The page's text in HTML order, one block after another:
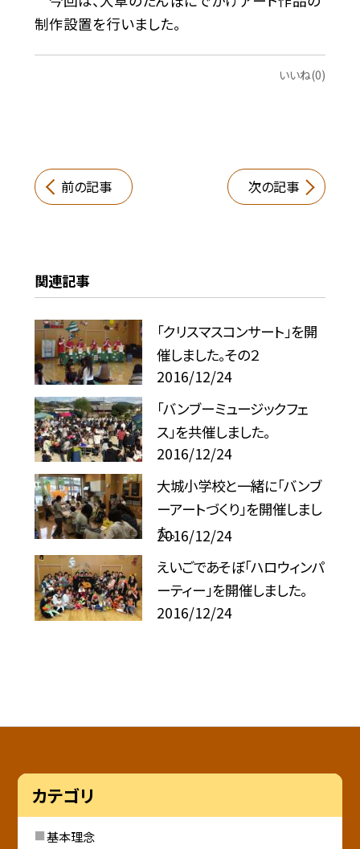
制作設置を行いました。
いいね(0)
前の記事 次の記事
関連記事
「クリスマスコンサート」を開
催しました。その２
2016/12/24
「バンブーミュージックフェ
ス」を共催しました。
2016/12/24
大城小学校と一緒に「バンブ
ーアートづくり」を開催しまし
た。
2016/12/24
えいごであそぼ「ハロウィンパ
ーティー」を開催しました。
2016/12/24
カテゴリ
基本理念